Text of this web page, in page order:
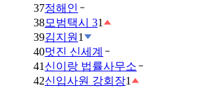
37정해인
38모범택시 31
39김지원 1
40멋진 신세계
41 신이랑 법률사무소
42신입사원 강회장1